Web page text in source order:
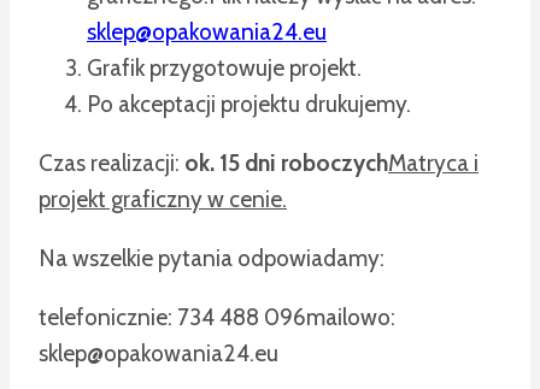
sklep@opakowania24.eu
Grafik przygotowuje projekt.
Po akceptacji projektu drukujemy.
Czas realizacji: ok. 15 dni roboczychMatryca i
projekt graficzny w cenie.
Na wszelkie pytania odpowiadamy:
telefonicznie: 734 488 096mailowo:
sklep@opakowania24.eu